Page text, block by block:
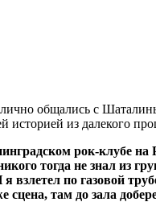
общались с
историей из далекого
рок-клубе на
тогда не знал из
взлетел по газовой
сцена, там до зала